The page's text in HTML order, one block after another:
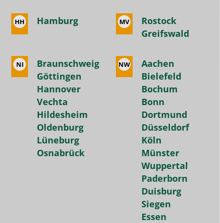
den
hervorragenden
HH Hamburg MV
Rostock
Greifswald
NI
Braunschweig
Göttingen
Hannover
Vechta
Hildesheim
Oldenburg
Lüneburg
Osnabrück
NW
Aachen
Bielefeld
Bochum
Bonn
Dortmund
Düsseldorf
Köln
Münster
Wuppertal
Paderborn
Duisburg
Siegen
Essen